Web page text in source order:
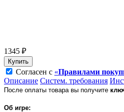
1345 ₽
Купить
Согласен с «Правилами
Описание Систем. требования
После оплаты товара вы получите
Об игре: